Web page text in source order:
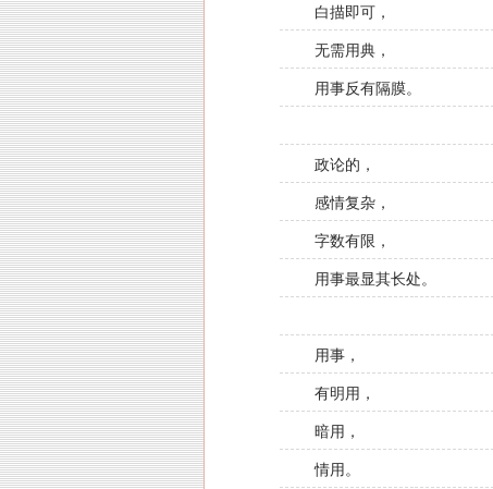
白描即可，
无需用典，
用事反有隔膜。
政论的，
感情复杂，
字数有限，
用事最显其长处。
用事，
有明用，
暗用，
情用。